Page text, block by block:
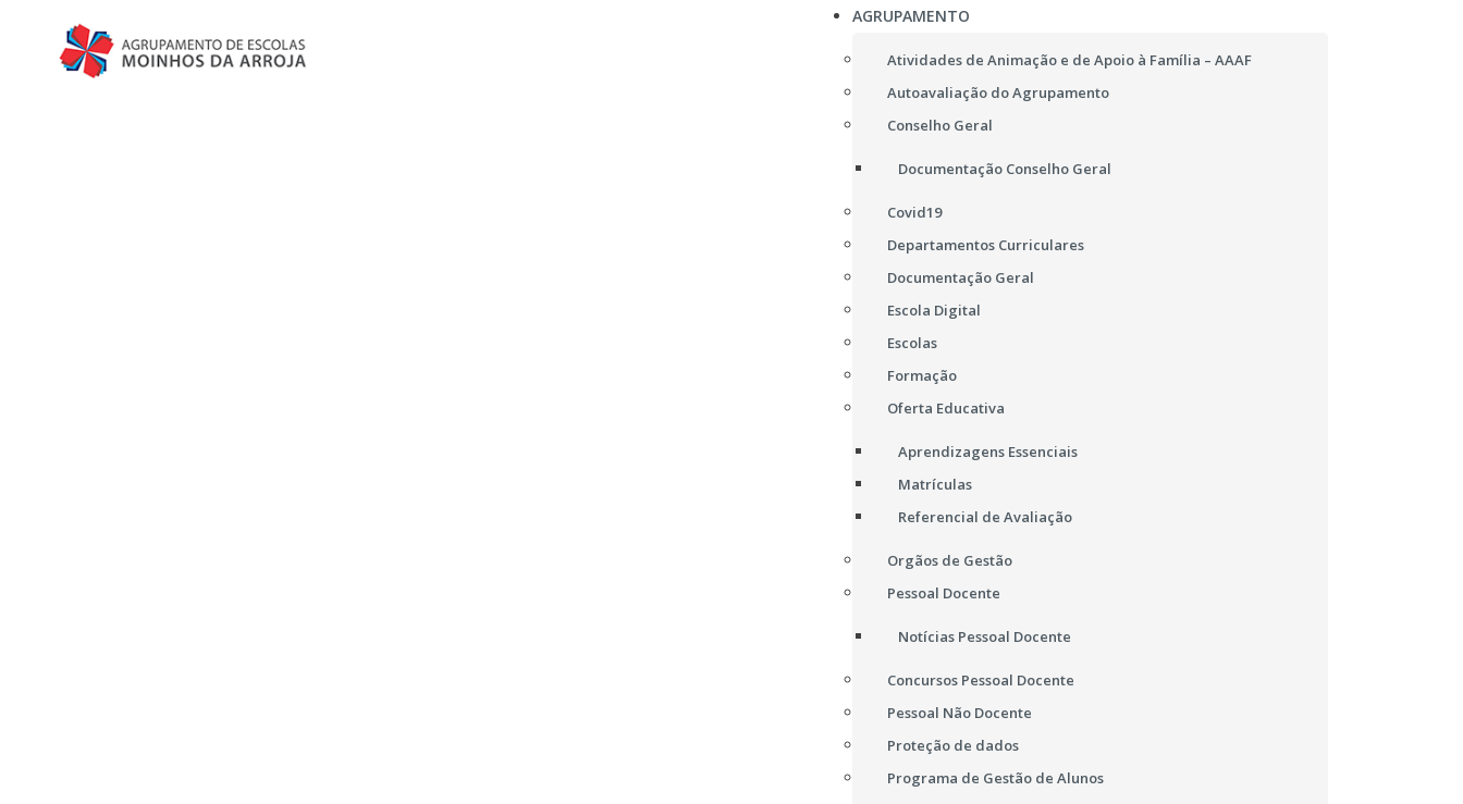
AGRUPAMENTO
Atividades de Animação e de Apoio à Família – AAAF
Autoavaliação do Agrupamento
Conselho Geral
Documentação Conselho Geral
Covid19
Departamentos Curriculares
Documentação Geral
Escola Digital
Escolas
Formação
Oferta Educativa
Aprendizagens Essenciais
Matrículas
Referencial de Avaliação
Orgãos de Gestão
Pessoal Docente
Notícias Pessoal Docente
Concursos Pessoal Docente
Pessoal Não Docente
Proteção de dados
Programa de Gestão de Alunos